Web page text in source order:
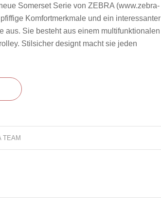
Somerset Serie von ZEBRA (www.zebra-
Komfortmerkmale und ein interessanter
aus. Sie besteht aus einem multifunktionalen
Stilsicher designt macht sie jeden
TEAM